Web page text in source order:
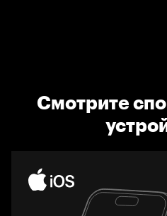
Смотрите